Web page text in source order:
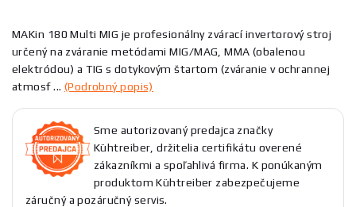
MAKin 180 Multi MIG je profesionálny zvárací invertorový stroj
určený na zváranie metódami MIG/MAG, MMA (obalenou
elektródou) a TIG s dotykovým štartom (zváranie v ochrannej
atmosf ... (Podrobný popis)
Sme autorizovaný predajca značky
Kühtreiber, držitelia certifikátu overené
zákazníkmi a spoľahlivá firma. K ponúkaným
produktom Kühtreiber zabezpečujeme
záručný a pozáručný servis.